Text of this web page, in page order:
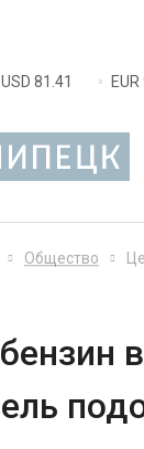
USD 81.41
Общество